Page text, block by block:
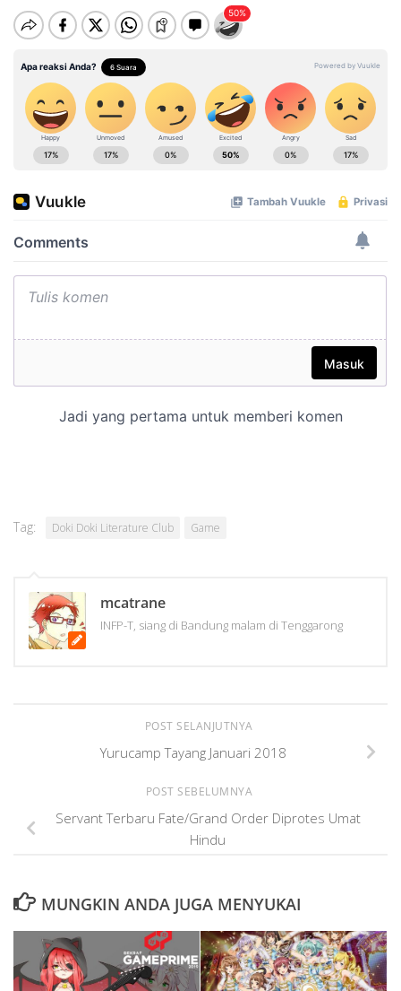
Tag: Doki Doki Literature Club Game
mcatrane
INFP-T, siang di Bandung malam di Tenggarong
POST SELANJUTNYA
Yurucamp Tayang Januari 2018
POST SEBELUMNYA
Servant Terbaru Fate/Grand Order Diprotes Umat
Hindu
MUNGKIN ANDA JUGA MENYUKAI